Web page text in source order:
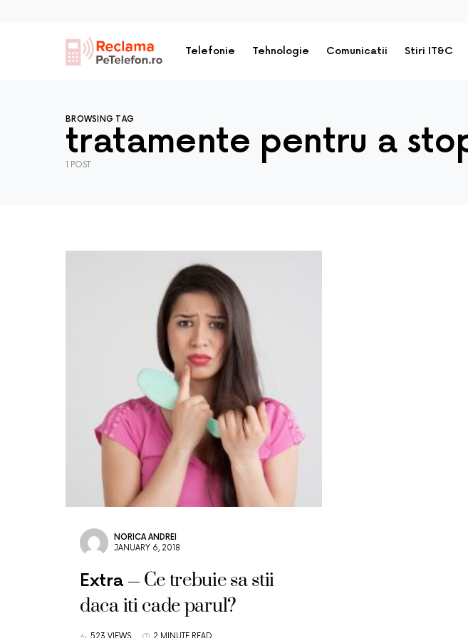
Telefonie Tehnologie Comunicatii Stiri IT&C
BROWSING TAG
tratamente pentru a
1 POST
NORICA ANDREI
JANUARY 6, 2018
Extra
Ce trebuie sa stii
daca iti cade parul?